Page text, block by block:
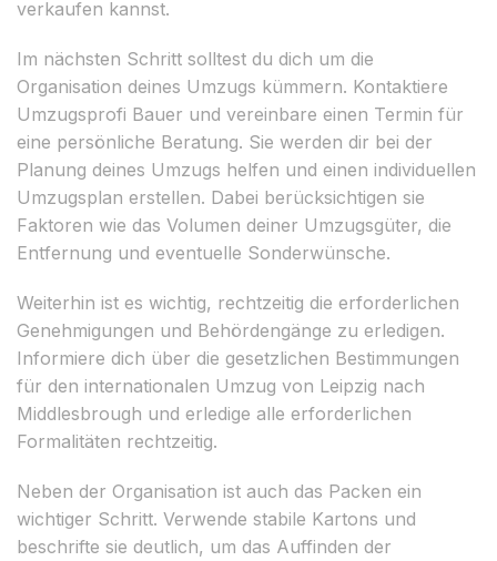
verkaufen kannst.
Im nächsten Schritt solltest du dich um die
Organisation deines Umzugs kümmern. Kontaktiere
Umzugsprofi Bauer und vereinbare einen Termin für
eine persönliche Beratung. Sie werden dir bei der
Planung deines Umzugs helfen und einen individuellen
Umzugsplan erstellen. Dabei berücksichtigen sie
Faktoren wie das Volumen deiner Umzugsgüter, die
Entfernung und eventuelle Sonderwünsche.
Weiterhin ist es wichtig, rechtzeitig die erforderlichen
Genehmigungen und Behördengänge zu erledigen.
Informiere dich über die gesetzlichen Bestimmungen
für den internationalen Umzug von Leipzig nach
Middlesbrough und erledige alle erforderlichen
Formalitäten rechtzeitig.
Neben der Organisation ist auch das Packen ein
wichtiger Schritt. Verwende stabile Kartons und
beschrifte sie deutlich, um das Auffinden der